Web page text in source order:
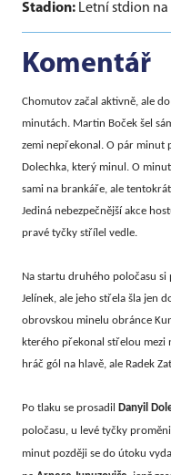
Stadion: Letní stdion
Komentář
Chomutov začal aktivně, ale
minutách. Martin Boček šel
zemi nepřekonal. O pár minut
Dolechka, který minul. O
sami na brankáře, ale
Jediná nebezpečnější akce
pravé tyčky střílel vedle.
Na startu druhého poločasu si
Jelínek, ale jeho střela šla jen
obrovskou minelu obránce
kterého překonal střelou mezi
hráč gól na hlavě, ale Radek
Po tlaku se prosadil Danyil
poločasu, u levé tyčky
minut později se do útoku